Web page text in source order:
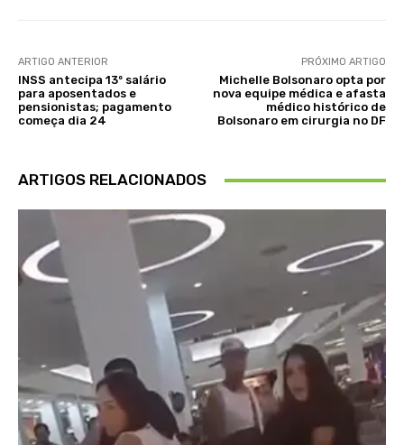
ARTIGO ANTERIOR
INSS antecipa 13º salário
para aposentados e
pensionistas; pagamento
começa dia 24
PRÓXIMO ARTIGO
Michelle Bolsonaro opta por
nova equipe médica e afasta
médico histórico de
Bolsonaro em cirurgia no DF
ARTIGOS RELACIONADOS